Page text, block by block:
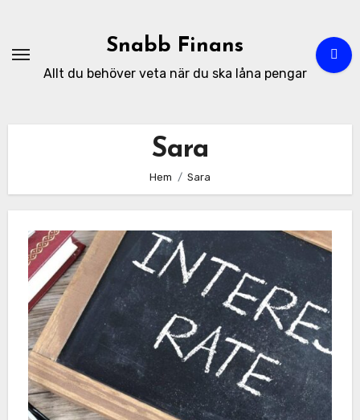
innehåll
Snabb Finans
Allt du behöver veta när du ska låna pengar
Sara
Hem Sara